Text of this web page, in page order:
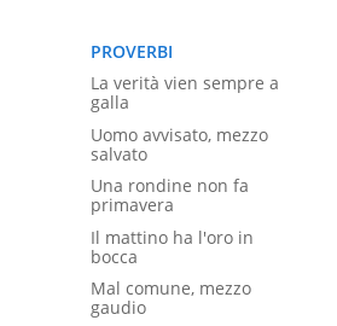
PROVERBI
La verità vien sempre a
galla
Uomo avvisato, mezzo
salvato
Una rondine non fa
primavera
Il mattino ha l'oro in
bocca
Mal comune, mezzo
gaudio